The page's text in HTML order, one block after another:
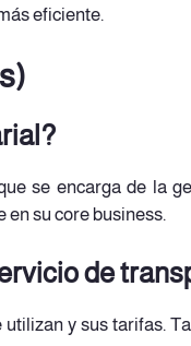
eficiente.
se encarga de la
su core business.
de
y sus tarifas.